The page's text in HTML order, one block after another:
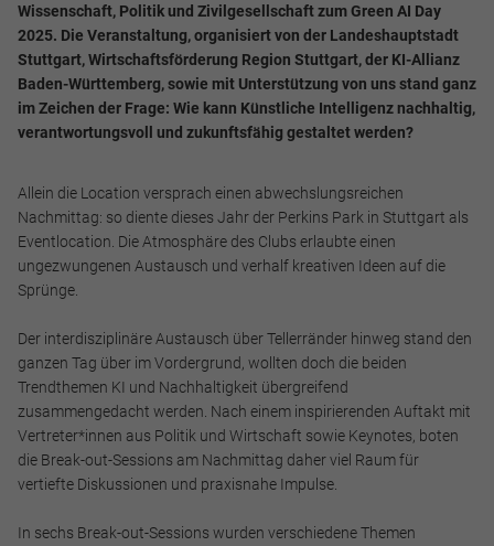
Wissenschaft, Politik und Zivilgesellschaft zum Green AI Day
2025. Die Veranstaltung, organisiert von der Landeshauptstadt
Stuttgart, Wirtschaftsförderung Region Stuttgart, der KI-Allianz
Baden-Württemberg, sowie mit Unterstützung von uns stand ganz
im Zeichen der Frage: Wie kann Künstliche Intelligenz nachhaltig,
verantwortungsvoll und zukunftsfähig gestaltet werden?
Allein die Location versprach einen abwechslungsreichen
Nachmittag: so diente dieses Jahr der Perkins Park in Stuttgart als
Eventlocation. Die Atmosphäre des Clubs erlaubte einen
ungezwungenen Austausch und verhalf kreativen Ideen auf die
Sprünge.
Der interdisziplinäre Austausch über Tellerränder hinweg stand den
ganzen Tag über im Vordergrund, wollten doch die beiden
Trendthemen KI und Nachhaltigkeit übergreifend
zusammengedacht werden. Nach einem inspirierenden Auftakt mit
Vertreter*innen aus Politik und Wirtschaft sowie Keynotes, boten
die Break-out-Sessions am Nachmittag daher viel Raum für
vertiefte Diskussionen und praxisnahe Impulse.
In sechs Break-out-Sessions wurden verschiedene Themen